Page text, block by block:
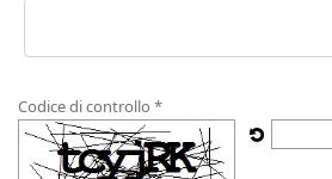
Codice di controllo *